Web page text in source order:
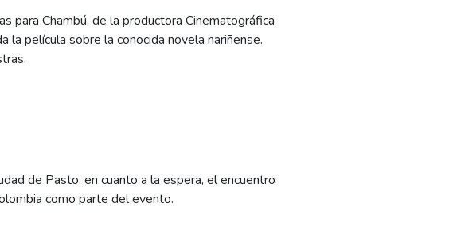
para Chambú, de la productora Cinematográfica
película sobre la conocida novela nariñense.
de Pasto, en cuanto a la espera, el encuentro
como parte del evento.